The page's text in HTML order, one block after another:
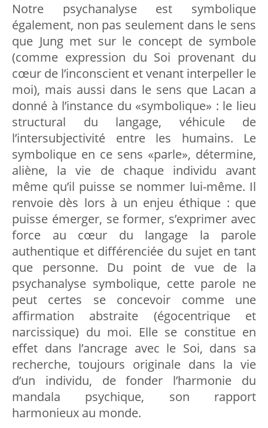
Notre psychanalyse est symbolique
également, non pas seulement dans le sens
que Jung met sur le concept de symbole
(comme expression du Soi provenant du
cœur de l’inconscient et venant interpeller le
moi), mais aussi dans le sens que Lacan a
donné à l’instance du «symbolique» : le lieu
structural du langage, véhicule de
l’intersubjectivité entre les humains. Le
symbolique en ce sens «parle», détermine,
aliène, la vie de chaque individu avant
même qu’il puisse se nommer lui-même. Il
renvoie dès lors à un enjeu éthique : que
puisse émerger, se former, s’exprimer avec
force au cœur du langage la parole
authentique et différenciée du sujet en tant
que personne. Du point de vue de la
psychanalyse symbolique, cette parole ne
peut certes se concevoir comme une
affirmation abstraite (égocentrique et
narcissique) du moi. Elle se constitue en
effet dans l’ancrage avec le Soi, dans sa
recherche, toujours originale dans la vie
d’un individu, de fonder l’harmonie du
mandala psychique, son rapport
harmonieux au monde.